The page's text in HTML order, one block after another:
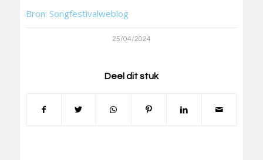
Bron: Songfestivalweblog
25/04/2024
Deel dit stuk